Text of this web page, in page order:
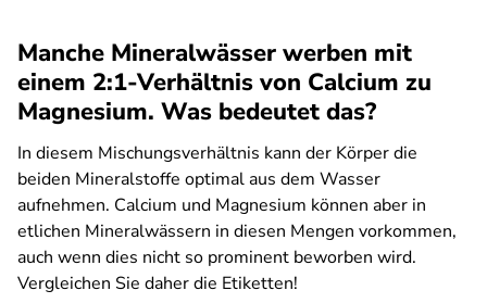
Manche Mineralwässer werben mit
einem 2:1-Verhältnis von Calcium zu
Magnesium. Was bedeutet das?
In diesem Mischungsverhältnis kann der Körper die
beiden Mineralstoffe optimal aus dem Wasser
aufnehmen. Calcium und Magnesium können aber in
etlichen Mineralwässern in diesen Mengen vorkommen,
auch wenn dies nicht so prominent beworben wird.
Vergleichen Sie daher die Etiketten!